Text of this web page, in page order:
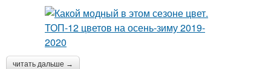
читать дальше →